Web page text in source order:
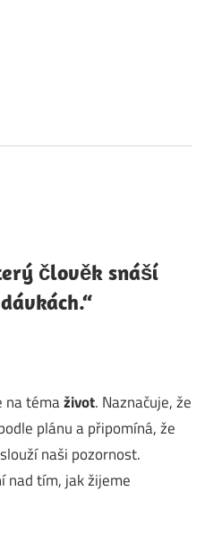
člověk snáší
na témaživot. Naznačuje, že
plánu a připomíná, že
naši pozornost.
nad tím, jak žijeme